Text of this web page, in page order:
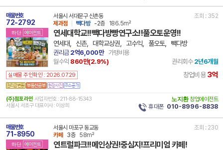
매물번호
72-2792
하단 에이전트
서울시 서대문구 신촌동
조회 : 352
제과점
빽다방 -2층 186.5m²
연세대학교!!빽다방빵연구소!!풀오토운영!!
연세대，신촌，대학교상권，고수익，풀오토，빽다방
권리금2억6,000만
가맹비용
월수익 860만(2.9%) 권리회수 2년6개월
실매물 주인확인 : 2026.07.29 창업비용3억
(주)점포라인 사업자번호 : 211-88-15343
서울시 서초구 대표이사 : 이상희
노지환 창업에이전트
휴대폰 010-8996-8838
매물번호
71-8950
하단 에이전트
서울시 마포구 동교동
조회 : 230
카페
3층 58m²
연트럴파크!!메인상권!중심지!프리미엄 카페!